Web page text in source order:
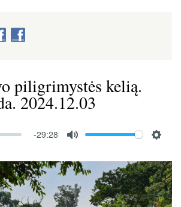
piligrimystės kelią.
2024.12.03
-29:28
u
e
e
t
t